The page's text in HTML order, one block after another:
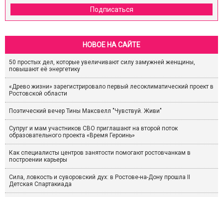
Подписаться
НОВОЕ НА САЙТЕ
50 простых дел, которые увеличивают силу замужней женщины,
повышают её энергетику
«Древо жизни» зарегистрировало первый лесоклиматический проект в
Ростовской области
Поэтический вечер Тины Максвелл "Чувствуй. Живи"
Супруг и мам участников СВО приглашают на второй поток
образовательного проекта «Время Героинь»
Как специалисты центров занятости помогают ростовчанкам в
построении карьеры
Сила, ловкость и суворовский дух: в Ростове-на-Дону прошла II
Детская Спартакиада